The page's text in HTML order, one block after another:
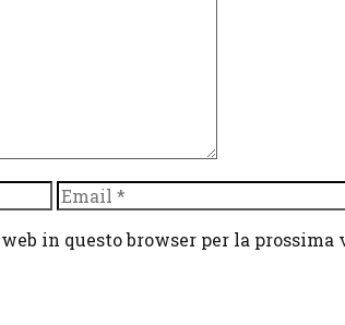
Email
in questo browser per la prossima